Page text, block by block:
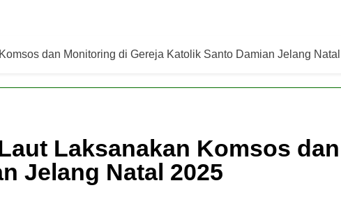
dan Monitoring di Gereja Katolik Santo Damian Jelang
Laksanakan Komsos
Jelang Natal 2025